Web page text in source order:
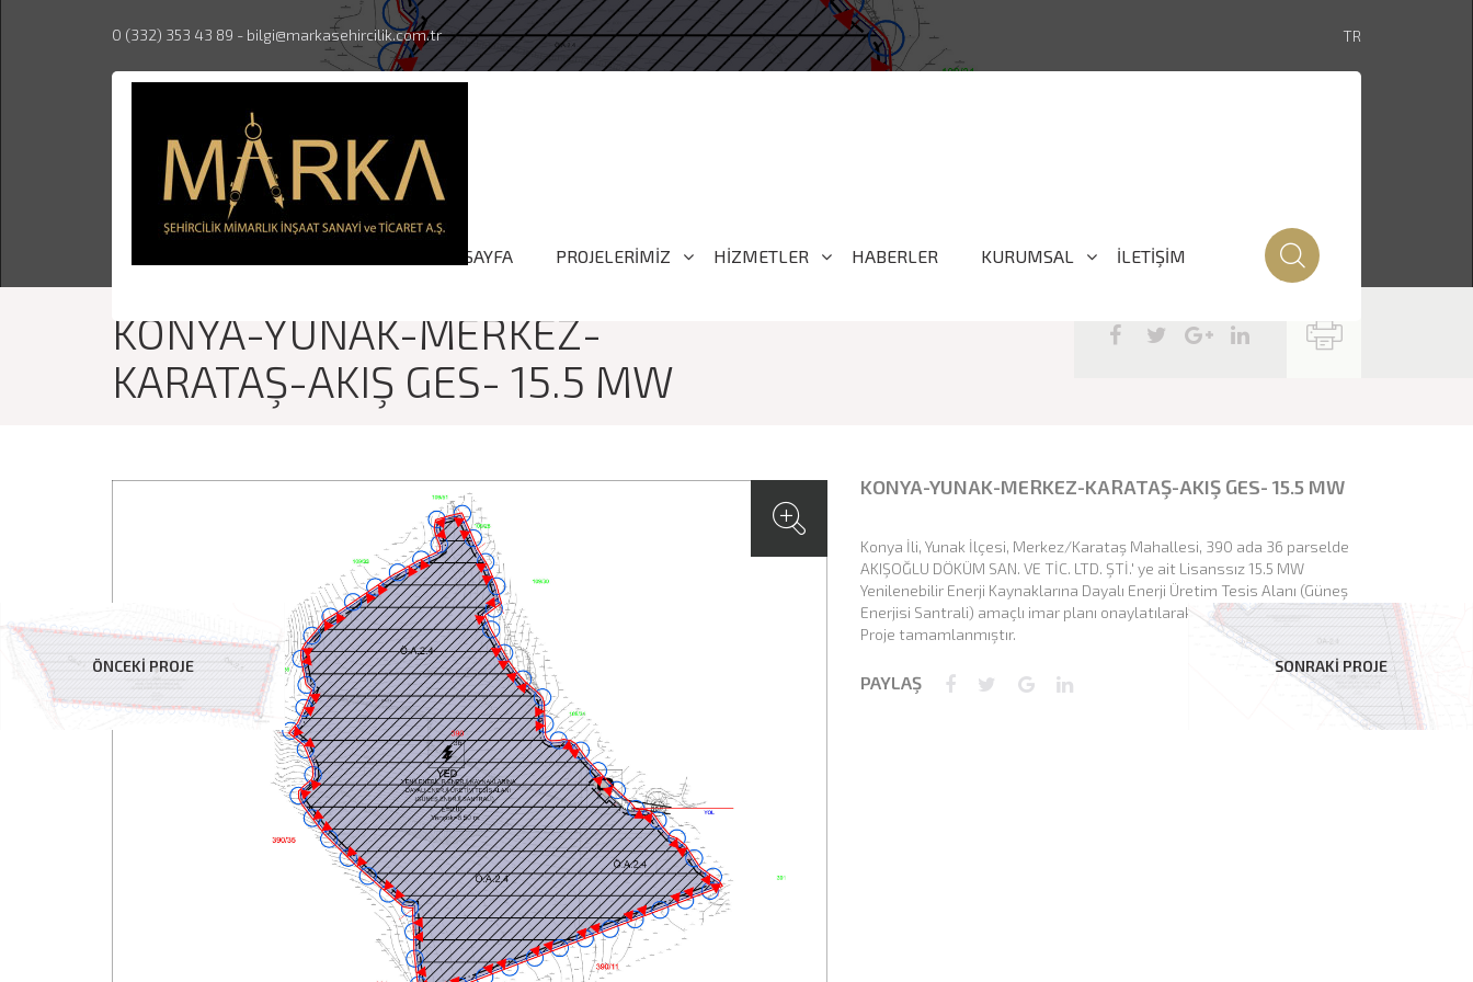
0 (332) 353 43 89 - bilgi@markasehircilik.com.tr TR
ANASAYFA PROJELERİMİZ HİZMETLER HABERLER KURUMSAL İLETİŞİM
KONYA-YUNAK-MERKEZ-
KARATAŞ-AKIŞ GES- 15.5 MW
KONYA-YUNAK-MERKEZ-KARATAŞ-AKIŞ GES- 15.5 MW
Konya İli, Yunak İlçesi, Merkez/Karataş Mahallesi, 390 ada 36 parselde
AKIŞOĞLU DÖKÜM SAN. VE TİC. LTD. ŞTİ.' ye ait Lisanssız 15.5 MW
Yenilenebilir Enerji Kaynaklarına Dayalı Enerji Üretim Tesis Alanı (Güneş
Enerjisi Santrali) amaçlı imar planı onaylatılarak yürürlüğe girmiştir.
Proje tamamlanmıştır.
PAYLAŞ
SONRAKİ PROJE
ÖNCEKİ PROJE